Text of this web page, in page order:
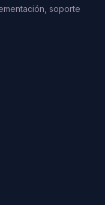
soporte